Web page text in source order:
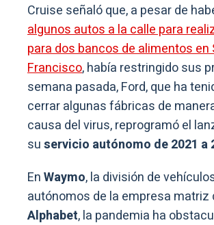
Cruise señaló que, a pesar de
algunos autos a la calle para
para dos bancos de alimentos en
Francisco, había restringido sus
semana pasada, Ford, que ha
cerrar algunas fábricas de
causa del virus, reprogramó el
suservicio autónomo de 2021 a
EnWaymo, la división de
autónomos de la empresa matriz
Alphabet, la pandemia ha